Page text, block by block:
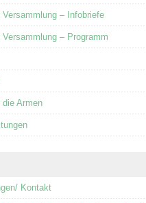
Versammlung – Infobriefe
Versammlung – Programm
Armen
Kontakt